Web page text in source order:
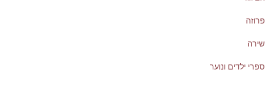
פרוזה
שירה
ספרי ילדים ונוער